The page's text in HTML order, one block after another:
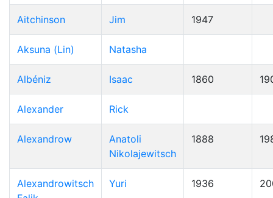
Aitchinson Jim 1947
Aksuna (Lin) Natasha
Albéniz Isaac 1860
Alexander Rick
Alexandrow
Anatoli
Nikolajewitsch
1888
Alexandrowitsch
Yuri 1936